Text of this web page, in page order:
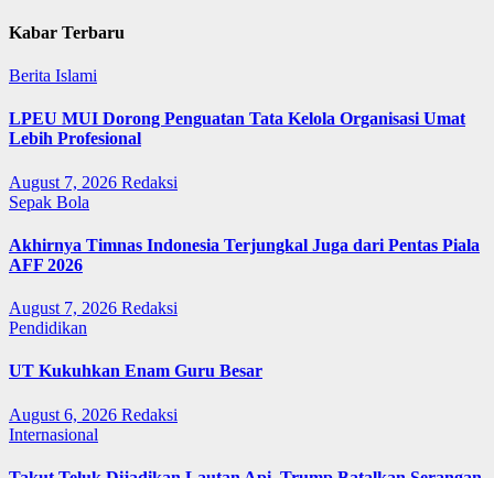
Kabar Terbaru
Berita Islami
LPEU MUI Dorong Penguatan Tata Kelola Organisasi Umat
Lebih Profesional
August 7, 2026 Redaksi
Sepak Bola
Akhirnya Timnas Indonesia Terjungkal Juga dari Pentas Piala
AFF 2026
August 7, 2026 Redaksi
Pendidikan
UT Kukuhkan Enam Guru Besar
August 6, 2026 Redaksi
Internasional